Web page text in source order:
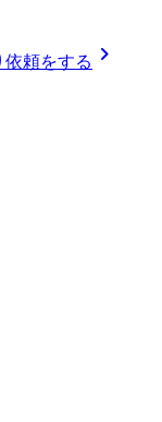
依頼をする chevron_right